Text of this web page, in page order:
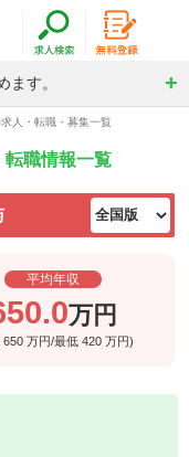
す。
人・転職・募集一覧
転職情報一覧
平均年収
万円
650万円/最低420万円)